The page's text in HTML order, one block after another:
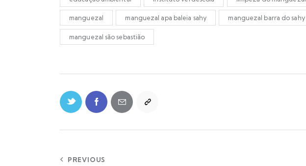
manguezal manguezal apa baleia sahy manguezal barra do sahy
manguezal são sebastião
PREVIOUS